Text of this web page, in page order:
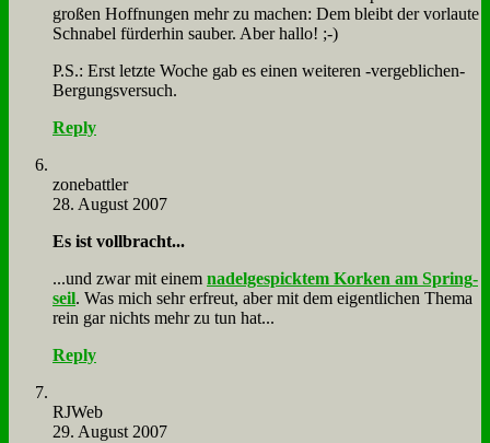
gro­ßen Hoff­nun­gen mehr zu ma­chen: Dem bleibt der vor­lau­te
Schna­bel für­der­hin sau­ber. Aber hal­lo! ;-)
P.S.: Erst letz­te Wo­che gab es ei­nen wei­te­ren ‑ver­geb­li­chen-
Ber­gungs­ver­such.
Reply
zone­batt­ler
28. August 2007
Es ist voll­bracht...
...und zwar mit ei­nem na­del­ge­spick­tem Kor­ken am Spring­
seil. Was mich sehr er­freut, aber mit dem ei­gent­li­chen The­ma
rein gar nichts mehr zu tun hat...
Reply
RJ­Web
29. August 2007